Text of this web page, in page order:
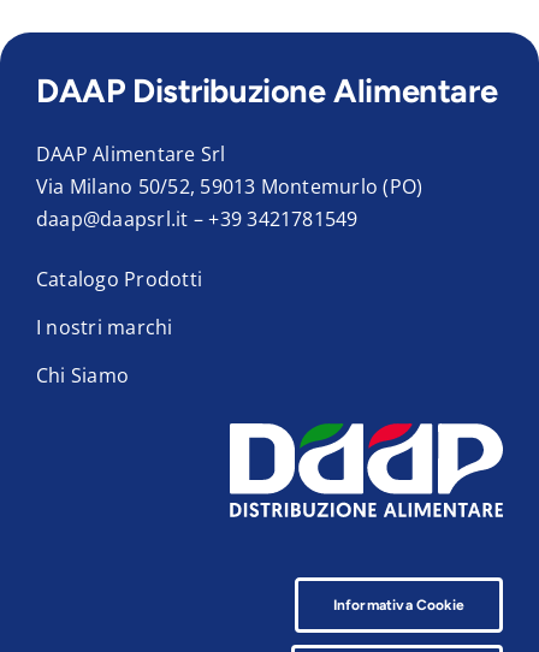
DAAP Distribuzione Alimentare
DAAP Alimentare Srl
Via Milano 50/52, 59013 Montemurlo (PO)
daap@daapsrl.it –+39 3421781549
Catalogo Prodotti
I nostri marchi
Chi Siamo
Informativa Cookie